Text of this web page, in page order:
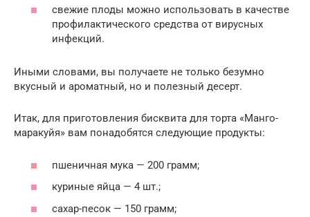
свежие плоды можно использовать в качестве
профилактического средства от вирусных
инфекций.
Иными словами, вы получаете не только безумно
вкусный и ароматный, но и полезный десерт.
Итак, для приготовления бисквита для торта «Манго-
маракуйя» вам понадобятся следующие продукты:
пшеничная мука — 200 грамм;
куриные яйца — 4 шт.;
сахар-песок — 150 грамм;